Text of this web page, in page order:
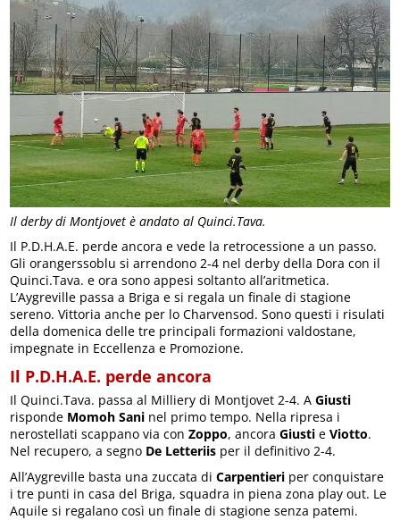
Il derby di Montjovet è andato al Quinci.Tava.
Il P.D.H.A.E. perde ancora e vede la retrocessione a un passo.
Gli orangerssoblu si arrendono 2-4 nel derby della Dora con il
Quinci.Tava. e ora sono appesi soltanto all’aritmetica.
L’Aygreville passa a Briga e si regala un finale di stagione
sereno. Vittoria anche per lo Charvensod. Sono questi i risulati
della domenica delle tre principali formazioni valdostane,
impegnate in Eccellenza e Promozione.
Il P.D.H.A.E. perde ancora
Il Quinci.Tava. passa al Milliery di Montjovet 2-4. AGiusti
risponde Momoh Sani nel primo tempo. Nella ripresa i
nerostellati scappano via conZoppo, ancoraGiusti eViotto.
Nel recupero, a segno De Letteriis per il definitivo 2-4.
All’Aygreville basta una zuccata diCarpentieri per conquistare
i tre punti in casa del Briga, squadra in piena zona play out. Le
Aquile si regalano così un finale di stagione senza patemi.